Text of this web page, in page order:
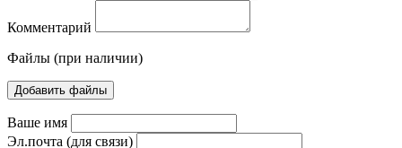
Комментарий
Файлы (при наличии)
Добавить файлы
Ваше имя
Эл.почта (для связи)